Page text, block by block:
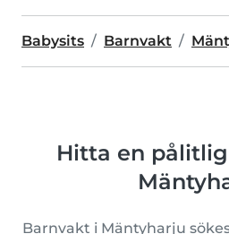
Babysits Barnvakt
Hitta en
Barnvakt i Mäntyharju